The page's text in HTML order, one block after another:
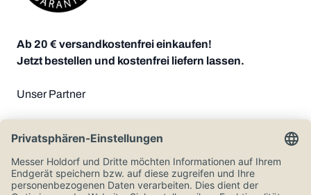
Ab 20 € versandkostenfrei einkaufen!
Jetzt bestellen und kostenfrei liefern lassen.
Unser Partner
Zahlungsoptionen